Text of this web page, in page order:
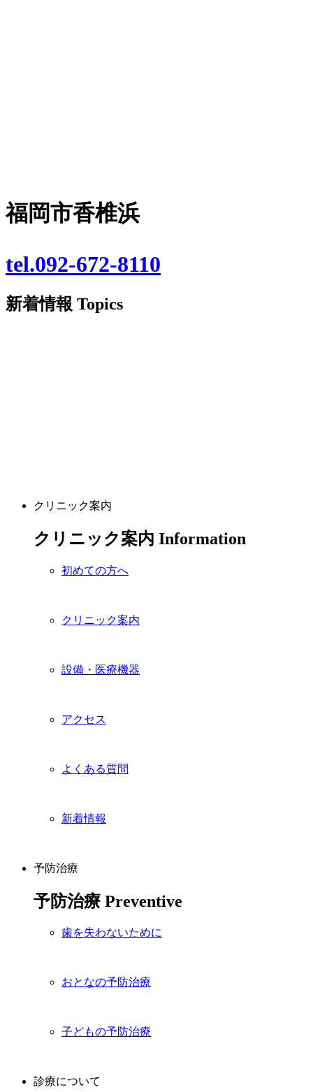
福岡市香椎浜
tel.092-672-8110
新着情報 Topics
クリニック案内
クリニック案内 Information
初めての方へ
クリニック案内
設備・医療機器
アクセス
よくある質問
新着情報
予防治療
予防治療 Preventive
歯を失わないために
おとなの予防治療
子どもの予防治療
診療について